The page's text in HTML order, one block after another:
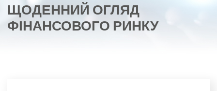
ЩОДЕННИЙ ОГЛЯД
ФІНАНСОВОГО РИНКУ